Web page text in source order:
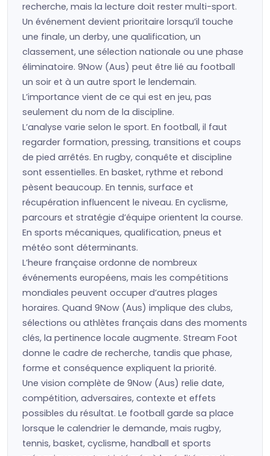
recherche, mais la lecture doit rester multi-sport.
Un événement devient prioritaire lorsqu’il touche
une finale, un derby, une qualification, un
classement, une sélection nationale ou une phase
éliminatoire. 9Now (Aus) peut être lié au football
un soir et à un autre sport le lendemain.
L’importance vient de ce qui est en jeu, pas
seulement du nom de la discipline.
L’analyse varie selon le sport. En football, il faut
regarder formation, pressing, transitions et coups
de pied arrêtés. En rugby, conquête et discipline
sont essentielles. En basket, rythme et rebond
pèsent beaucoup. En tennis, surface et
récupération influencent le niveau. En cyclisme,
parcours et stratégie d’équipe orientent la course.
En sports mécaniques, qualification, pneus et
météo sont déterminants.
L’heure française ordonne de nombreux
événements européens, mais les compétitions
mondiales peuvent occuper d’autres plages
horaires. Quand 9Now (Aus) implique des clubs,
sélections ou athlètes français dans des moments
clés, la pertinence locale augmente. Stream Foot
donne le cadre de recherche, tandis que phase,
forme et conséquence expliquent la priorité.
Une vision complète de 9Now (Aus) relie date,
compétition, adversaires, contexte et effets
possibles du résultat. Le football garde sa place
lorsque le calendrier le demande, mais rugby,
tennis, basket, cyclisme, handball et sports